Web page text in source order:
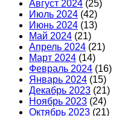
Август 2024 (25)
Июль 2024 (42)
Июнь 2024 (13)
Май 2024 (21)
Апрель 2024 (21)
Март 2024 (14)
Февраль 2024 (16)
Январь 2024 (15)
Декабрь 2023 (21)
Ноябрь 2023 (24)
Октябрь 2023 (21)